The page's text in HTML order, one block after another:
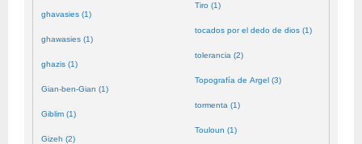
ghavasies (1)
ghawasies (1)
ghazis (1)
Gian-ben-Gian (1)
Giblim (1)
Gizeh (2)
Tiro (1)
tocados por el dedo de dios (1)
tolerancia (2)
Topografía de Argel (3)
tormenta (1)
Touloun (1)